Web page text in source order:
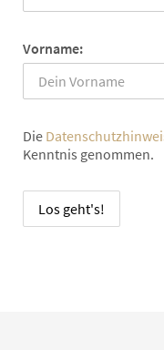
Vorname:
Die
Kenntnis genommen.